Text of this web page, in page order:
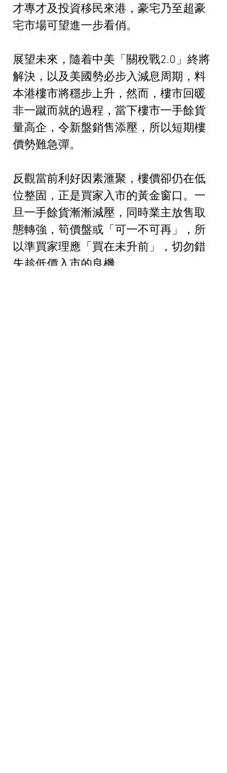
才專才及投資移民來港，豪宅乃至超豪
宅市場可望進一步看俏。
展望未來，隨着中美「關稅戰2.0」終將
解決，以及美國勢必步入減息周期，料
本港樓市將穩步上升，然而，樓市回暖
非一蹴而就的過程，當下樓市一手餘貨
量高企，令新盤銷售添壓，所以短期樓
價勢難急彈。
反觀當前利好因素滙聚，樓價卻仍在低
位整固，正是買家入市的黃金窗口。一
旦一手餘貨漸漸減壓，同時業主放售取
態轉強，筍價盤或「可一不可再」，所
以準買家理應「買在未升前」，切勿錯
失趁低價入市的良機。